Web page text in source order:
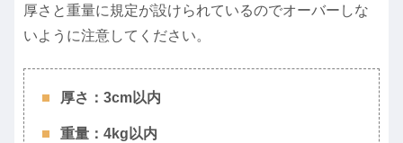
厚さと重量に規定が設けられているのでオーバーしな
いように注意してください。
厚さ：3cm以内
重量：4kg以内